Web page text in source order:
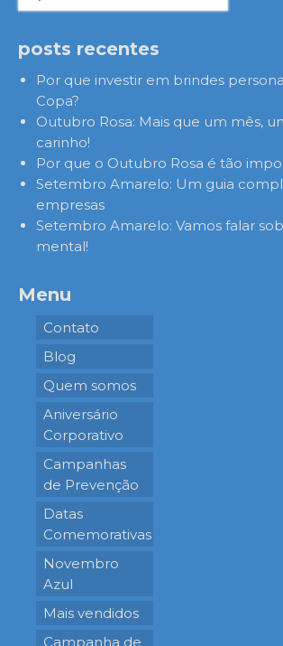
por:
posts recentes
Por que investir em brindes
Copa?
Outubro Rosa: Mais que um mês,
carinho!
Por que o Outubro Rosa é tão
Setembro Amarelo: Um guia
empresas
Setembro Amarelo: Vamos falar
mental!
Menu
Contato
Blog
Quem somos
Aniversário
Corporativo
Campanhas
de Prevenção
Datas
Comemorativas
Novembro
Azul
Mais vendidos
Campanha de